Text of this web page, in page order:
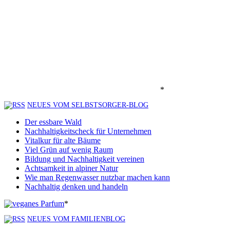
*
NEUES VOM SELBSTSORGER-BLOG
Der essbare Wald
Nachhaltigkeitscheck für Unternehmen
Vitalkur für alte Bäume
Viel Grün auf wenig Raum
Bildung und Nachhaltigkeit vereinen
Achtsamkeit in alpiner Natur
Wie man Regenwasser nutzbar machen kann
Nachhaltig denken und handeln
*
NEUES VOM FAMILIENBLOG